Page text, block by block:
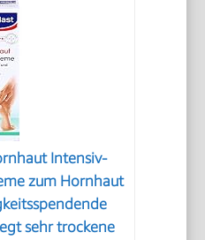
Intensiv-
zum Hornhaut
sehr trockene